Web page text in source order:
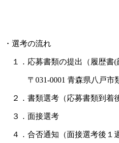
・選考の流れ
１．応募書類の提出（履歴書(
〒031-0001 青森県八戸市類
２．書類選考（応募書類到着
３．面接選考
４．合否通知（面接選考後１